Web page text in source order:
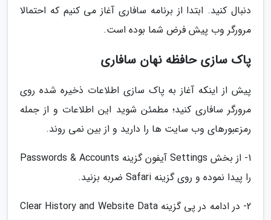
دنبال کنید. ابتدا از برنامه سافاری آغاز می کنیم که احتمالا
مرورگر وب پیش فرض شما بوده است.
پاک سازی حافظه نهان سافاری
پیش از اینکه آغاز به پاک سازی اطلاعات ذخیره شده روی
مرورگر سافاری کنید؛ مطمئن شوید این اطلاعات و از جمله
رمزعبورهای وب سایت ها را دارید و از بین نمی روند.
1- از بخش Settings آیفون گزینه Passwords & Accounts
را پیدا نموده و روی گزینه Safari ضربه بزنید.
2- در ادامه در پی گزینه Clear History and Website Data